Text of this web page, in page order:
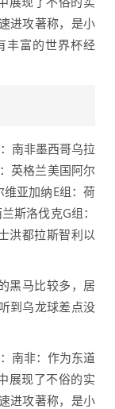
进攻著称，是小
丰富的世界杯经
南非墨西哥乌拉
英格兰美国阿尔
亚加纳E组：荷
斯洛伐克G组：
洪都拉斯智利以
黑马比较多，居
到乌龙球差点没
南非：作为东道
展现了不俗的实
进攻著称，是小